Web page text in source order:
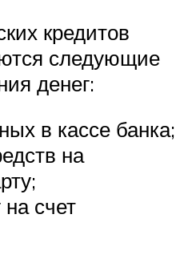
кредитов
следующие
денег:
в кассе банка;
на
счет